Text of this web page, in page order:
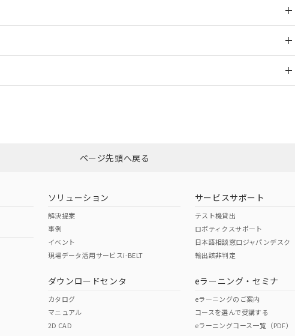
ダウンロードはこちら
O
（日本
（アメリカ
この製品の規格認証/適合状況ページへ
その他の認証はこちらのページからご検索ください
ページ先頭へ戻る
ソリューション
解決提案
事例
イベント
現場データ活用サービスi-BELT
ダウンロードセンタ
カタログ
マニュアル
2D CAD
サービスサポート
テスト機貸出
ロボティクスサポート
日本語相談窓口ジャパンデスク
輸出該非判定
eラーニング・セミナ
eラーニングのご案内
コースを選んで受講する
eラーニングコース一覧（PDF）